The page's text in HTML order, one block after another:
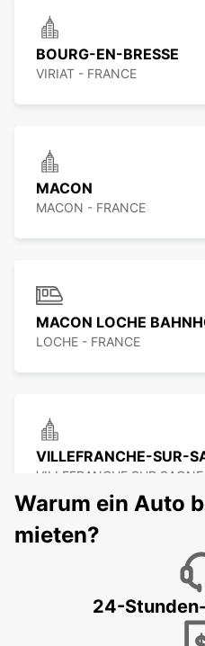
BOURG-EN-BRESSE
VIRIAT - FRANCE
MACON
MACON - FRANCE
MACON LOCHE
LOCHE - FRANCE
VILLEFRANCHE-SUR-
VILLEFRANCHE SUR
LYON - FRANCE
Warum ein Auto
mieten?
24-